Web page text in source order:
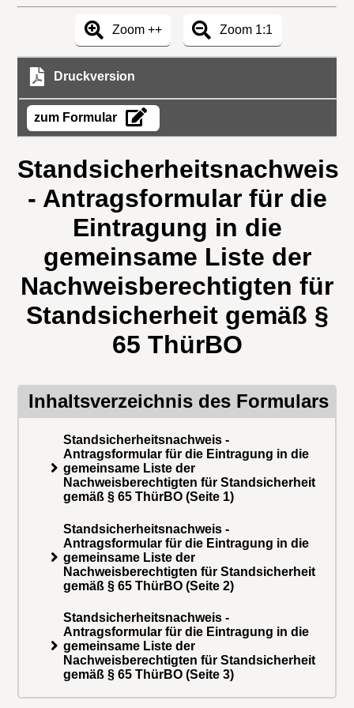
Zoom ++ Zoom 1:1
Druckversion
zum Formular
Standsicherheitsnachweis
- Antragsformular für die
Eintragung in die
gemeinsame Liste der
Nachweisberechtigten für
Standsicherheit gemäß §
65 ThürBO
Inhaltsverzeichnis des Formulars
Standsicherheitsnachweis -
Antragsformular für die Eintragung in die
gemeinsame Liste der
Nachweisberechtigten für Standsicherheit
gemäß § 65 ThürBO (Seite 1)
Standsicherheitsnachweis -
Antragsformular für die Eintragung in die
gemeinsame Liste der
Nachweisberechtigten für Standsicherheit
gemäß § 65 ThürBO (Seite 2)
Standsicherheitsnachweis -
Antragsformular für die Eintragung in die
gemeinsame Liste der
Nachweisberechtigten für Standsicherheit
gemäß § 65 ThürBO (Seite 3)